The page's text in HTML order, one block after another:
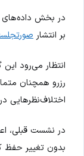
در بخش داده‌های
بر انتشار
انتظار می‌رود
رزرو همچنان
اختلاف‌نظرهایی
در نشست قبلی،
بدون تغییر حفظ